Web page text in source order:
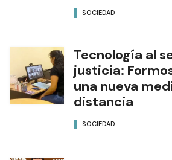
SOCIEDAD
Tecnología al
justicia:
una nueva
distancia
SOCIEDAD